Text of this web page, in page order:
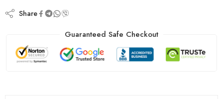
Share
Guaranteed Safe Checkout